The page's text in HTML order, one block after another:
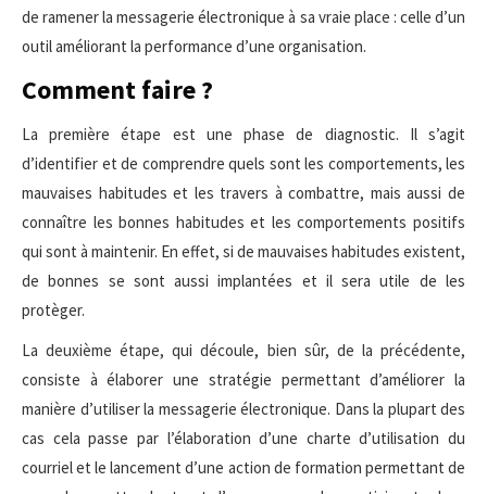
de ramener la messagerie électronique à sa vraie place : celle d’un
outil améliorant la performance d’une organisation.
Comment faire ?
La première étape est une phase de diagnostic. Il s’agit
d’identifier et de comprendre quels sont les comportements, les
mauvaises habitudes et les travers à combattre, mais aussi de
connaître les bonnes habitudes et les comportements positifs
qui sont à maintenir. En effet, si de mauvaises habitudes existent,
de bonnes se sont aussi implantées et il sera utile de les
protèger.
La deuxième étape, qui découle, bien sûr, de la précédente,
consiste à élaborer une stratégie permettant d’améliorer la
manière d’utiliser la messagerie électronique. Dans la plupart des
cas cela passe par l’élaboration d’une charte d’utilisation du
courriel et le lancement d’une action de formation permettant de